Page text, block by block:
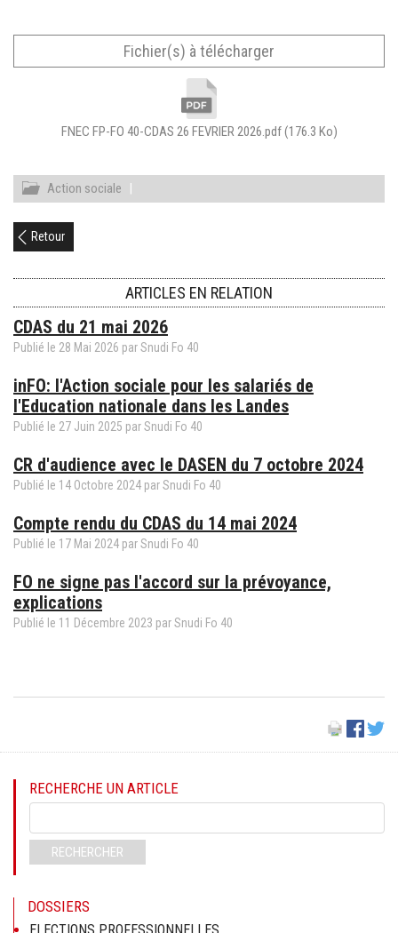
Fichier(s) à télécharger
FNEC FP-FO 40-CDAS 26 FEVRIER 2026.pdf(176.3 Ko)
Action sociale |
Retour
ARTICLES EN RELATION
CDAS du 21 mai 2026
Publié le 28 Mai 2026 par Snudi Fo 40
inFO: l'Action sociale pour les salariés de
l'Education nationale dans les Landes
Publié le 27 Juin 2025 par Snudi Fo 40
CR d'audience avec le DASEN du 7 octobre 2024
Publié le 14 Octobre 2024 par Snudi Fo 40
Compte rendu du CDAS du 14 mai 2024
Publié le 17 Mai 2024 par Snudi Fo 40
FO ne signe pas l'accord sur la prévoyance,
explications
Publié le 11 Décembre 2023 par Snudi Fo 40
RECHERCHE UN ARTICLE
clés
RECHERCHER
DOSSIERS